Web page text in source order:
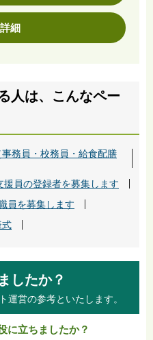
細
人は、こんなペー
務員・校務員・給食配膳
援員の登録者を募集します
員を募集します
式
したか？
運営の参考といたします。
に立ちましたか？